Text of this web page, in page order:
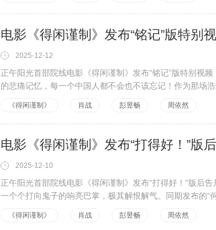
2025-12-12
正午阳光首部院线电影《得闲谨制》发布“铭记”版特别视
的悲痛记忆，每一个中国人都不会也不该忘记！作为那场
《得闲谨制》 肖战 彭昱畅 周依然
2025-12-10
正午阳光首部院线电影《得闲谨制》发布“打得好！”版后
一个个打向鬼子的响亮巴掌，极其解恨解气。同期发布的“
《得闲谨制》 肖战 彭昱畅 周依然